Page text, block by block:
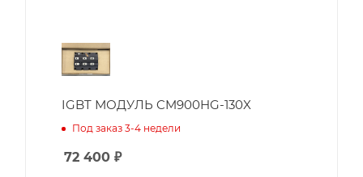
IGBT МОДУЛЬ CM900HG-130X
Под заказ 3-4 недели
72 400 ₽